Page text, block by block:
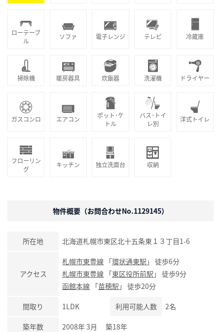
ローテーブ
ル
ソファ 電子レンジ テレビ 冷蔵庫
掃除機 暖房器具 炊飯器 洗濯機 ドライヤー
ガスコンロ エアコン
ポット･ケ
トル
バス･トイ
レ別
洋式トイレ
フローリン
グ
キッチン 独立洗面台 収納
物件概要（お問合わせNo.1129145）
所在地 北海道札幌市東区北十五条東１３丁目1-6
アクセス
札幌市東豊線 「環状通東駅 」 徒歩6分
札幌市東豊線 「東区役所前駅 」 徒歩9分
函館本線 「苗穂駅 」 徒歩20分
間取り 1LDK 利用可能人数 2名
築年数 2008年 3月 築18年